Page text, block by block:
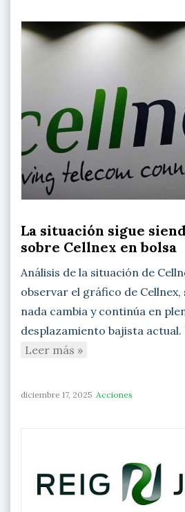
La situación sigue
sobre Cellnex en bolsa
Análisis de la situación de
observar el gráfico de Cellnex,
nada cambia y continúa en
desplazamiento bajista actual.
Leer más »
diciembre 17, 2025 Acciones